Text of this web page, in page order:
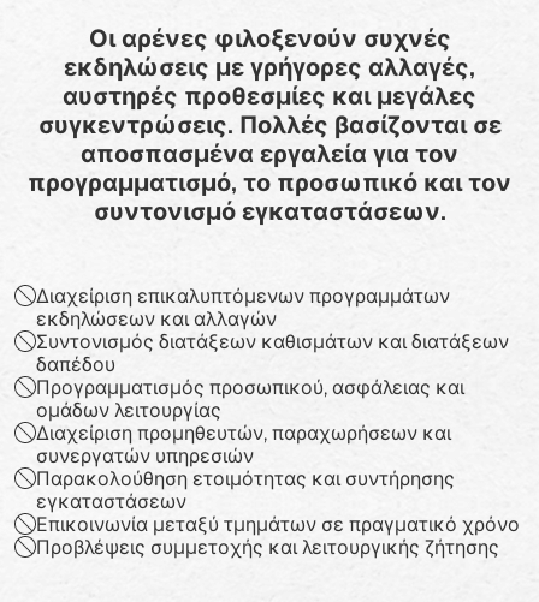
Οι αρένες φιλοξενούν συχνές
εκδηλώσεις με γρήγορες αλλαγές,
αυστηρές προθεσμίες και μεγάλες
συγκεντρώσεις. Πολλές βασίζονται σε
αποσπασμένα εργαλεία για τον
προγραμματισμό, το προσωπικό και τον
συντονισμό εγκαταστάσεων.
Διαχείριση επικαλυπτόμενων προγραμμάτων
εκδηλώσεων και αλλαγών
Συντονισμός διατάξεων καθισμάτων και διατάξεων
δαπέδου
Προγραμματισμός προσωπικού, ασφάλειας και
ομάδων λειτουργίας
Διαχείριση προμηθευτών, παραχωρήσεων και
συνεργατών υπηρεσιών
Παρακολούθηση ετοιμότητας και συντήρησης
εγκαταστάσεων
Επικοινωνία μεταξύ τμημάτων σε πραγματικό χρόνο
Προβλέψεις συμμετοχής και λειτουργικής ζήτησης